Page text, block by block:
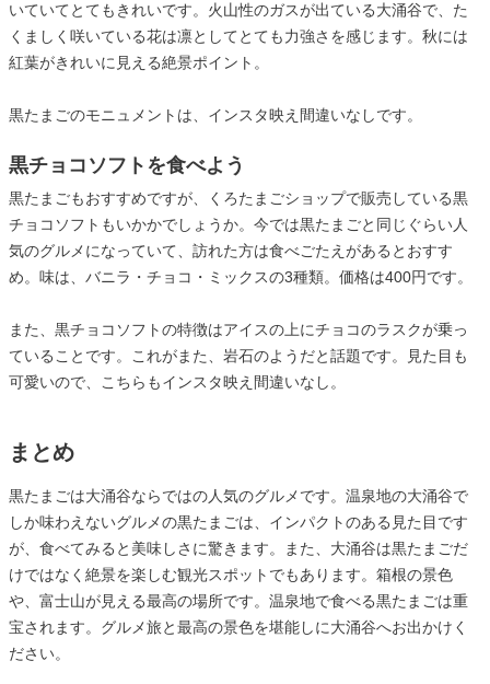
いていてとてもきれいです。火山性のガスが出ている大涌谷で、た
くましく咲いている花は凛としてとても力強さを感じます。秋には
紅葉がきれいに見える絶景ポイント。
黒たまごのモニュメントは、インスタ映え間違いなしです。
黒チョコソフトを食べよう
黒たまごもおすすめですが、くろたまごショップで販売している黒
チョコソフトもいかかでしょうか。今では黒たまごと同じぐらい人
気のグルメになっていて、訪れた方は食べごたえがあるとおすす
め。味は、バニラ・チョコ・ミックスの3種類。価格は400円です。
また、黒チョコソフトの特徴はアイスの上にチョコのラスクが乗っ
ていることです。これがまた、岩石のようだと話題です。見た目も
可愛いので、こちらもインスタ映え間違いなし。
まとめ
黒たまごは大涌谷ならではの人気のグルメです。温泉地の大涌谷で
しか味わえないグルメの黒たまごは、インパクトのある見た目です
が、食べてみると美味しさに驚きます。また、大涌谷は黒たまごだ
けではなく絶景を楽しむ観光スポットでもあります。箱根の景色
や、富士山が見える最高の場所です。温泉地で食べる黒たまごは重
宝されます。グルメ旅と最高の景色を堪能しに大涌谷へお出かけく
ださい。